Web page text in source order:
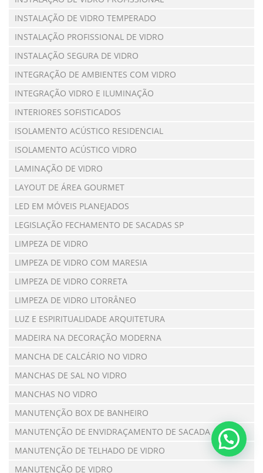
INSTALAÇÃO DE VIDRO TEMPERADO
INSTALAÇÃO PROFISSIONAL DE VIDRO
INSTALAÇÃO SEGURA DE VIDRO
INTEGRAÇÃO DE AMBIENTES COM VIDRO
INTEGRAÇÃO VIDRO E ILUMINAÇÃO
INTERIORES SOFISTICADOS
ISOLAMENTO ACÚSTICO RESIDENCIAL
ISOLAMENTO ACÚSTICO VIDRO
LAMINAÇÃO DE VIDRO
LAYOUT DE ÁREA GOURMET
LED EM MÓVEIS PLANEJADOS
LEGISLAÇÃO FECHAMENTO DE SACADAS SP
LIMPEZA DE VIDRO
LIMPEZA DE VIDRO COM MARESIA
LIMPEZA DE VIDRO CORRETA
LIMPEZA DE VIDRO LITORÂNEO
LUZ E ESPIRITUALIDADE ARQUITETURA
MADEIRA NA DECORAÇÃO MODERNA
MANCHA DE CALCÁRIO NO VIDRO
MANCHAS DE SAL NO VIDRO
MANCHAS NO VIDRO
MANUTENÇÃO BOX DE BANHEIRO
MANUTENÇÃO DE ENVIDRAÇAMENTO DE SACADA
MANUTENÇÃO DE TELHADO DE VIDRO
MANUTENÇÃO DE VIDRO